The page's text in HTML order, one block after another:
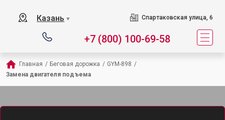
Казань ▼ Спартаковская улица, 6
+7 (800) 100-69-58
Главная / Беговая дорожка / GYM-898 /
Замена двигателя подъема